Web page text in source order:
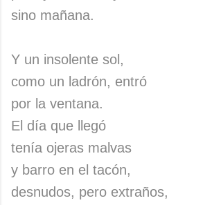
sino mañana.
Y un insolente sol,
como un ladrón, entró
por la ventana.
El día que llegó
tenía ojeras malvas
y barro en el tacón,
desnudos, pero extraños,